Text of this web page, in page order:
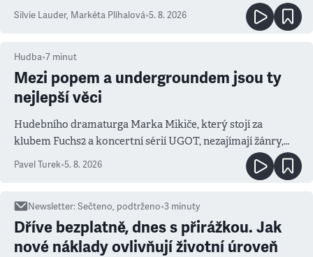
Silvie Lauder, Markéta Plíhalová•5. 8. 2026
Hudba•7 minut
Mezi popem a undergroundem jsou ty
nejlepší věci
Hudebního dramaturga Marka Mikiče, který stojí za
klubem Fuchs2 a koncertní sérií UGOT, nezajímají žánry,
ale atmosféra
Pavel Turek•5. 8. 2026
Newsletter:Sečteno, podtrženo•3 minuty
Dříve bezplatně, dnes s přirážkou. Jak
nové náklady ovlivňují životní úroveň